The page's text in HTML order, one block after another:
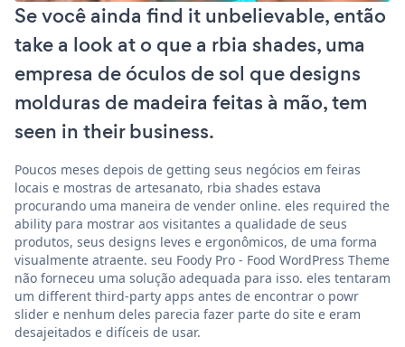
Se você ainda find it unbelievable, então
take a look at o que a rbia shades, uma
empresa de óculos de sol que designs
molduras de madeira feitas à mão, tem
seen in their business.
Poucos meses depois de getting seus negócios em feiras
locais e mostras de artesanato, rbia shades estava
procurando uma maneira de vender online. eles required the
ability para mostrar aos visitantes a qualidade de seus
produtos, seus designs leves e ergonômicos, de uma forma
visualmente atraente. seu Foody Pro - Food WordPress Theme
não forneceu uma solução adequada para isso. eles tentaram
um different third-party apps antes de encontrar o powr
slider e nenhum deles parecia fazer parte do site e eram
desajeitados e difíceis de usar.